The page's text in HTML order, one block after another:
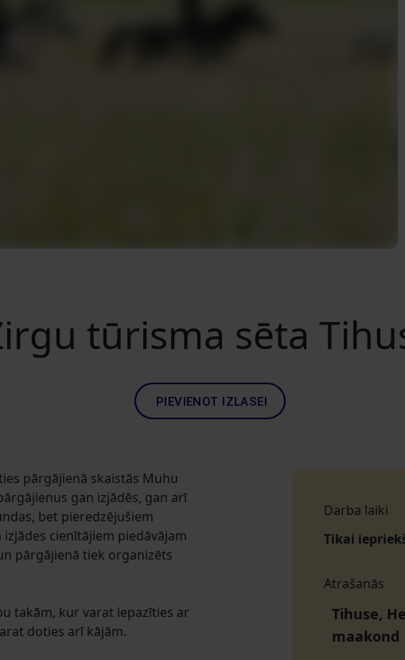
tūrisma sēta
PIEVIENOT IZLASEI
pārgājienā skaistās Muhu
gan izjādēs, gan arī
bet pieredzējušiem
cienītājiem piedāvājam
pārgājienā tiek organizēts
takām, kur varat iepazīties ar
doties arī kājām.
Darba laiki
Tikai
Atrašanās
Tihuse,
maakond